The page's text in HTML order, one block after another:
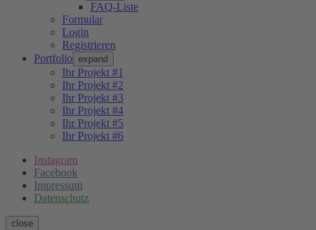
FAQ-Liste
Formular
Login
Registrieren
Portfolio expand
Ihr Projekt #1
Ihr Projekt #2
Ihr Projekt #3
Ihr Projekt #4
Ihr Projekt #5
Ihr Projekt #6
Instagram
Facebook
Impressum
Datenschutz
close